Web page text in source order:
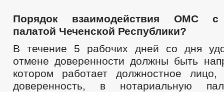
Порядок взаимодействия ОМС с
палатой Чеченской Республики?
В течение 5 рабочих дней со дня
отмене доверенности должны быть
котором работает должностное лицо,
доверенность, в нотариальную